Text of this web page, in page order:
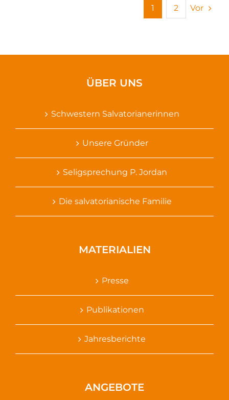
1 2 Vor
ÜBER UNS
Schwestern Salvatorianerinnen
Unsere Gründer
Seligsprechung P. Jordan
Die salvatorianische Familie
MATERIALIEN
Presse
Publikationen
Jahresberichte
ANGEBOTE